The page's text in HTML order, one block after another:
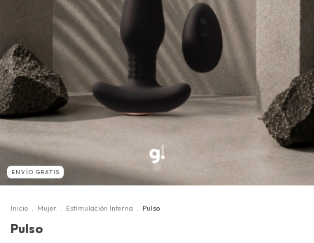
ENVÍO GRATIS
Inicio . Mujer . Estimulación Interna . Pulso
Pulso